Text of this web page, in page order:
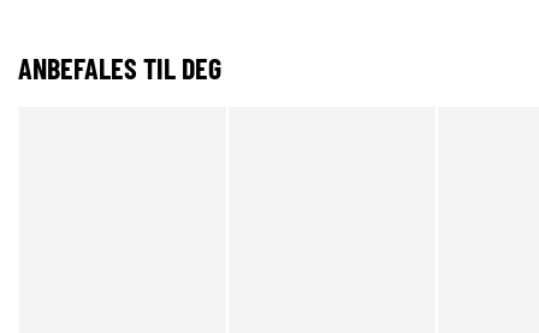
ANBEFALES TIL DEG